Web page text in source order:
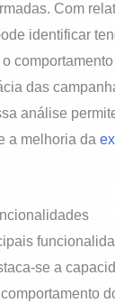
Com
identificar
das
análise
a melhoria da
se a